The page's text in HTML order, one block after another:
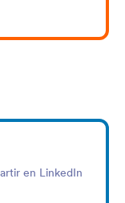
en LinkedIn